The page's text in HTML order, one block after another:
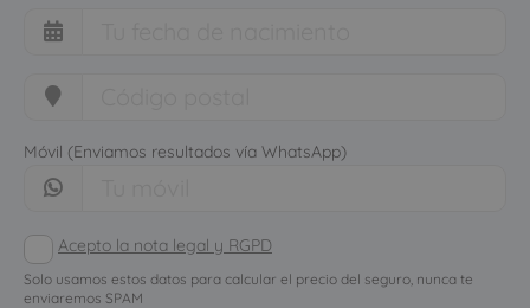
Móvil (Enviamos resultados vía WhatsApp)
Acepto la nota legal y RGPD
Solo usamos estos datos para calcular el precio del seguro, nunca te
enviaremos SPAM